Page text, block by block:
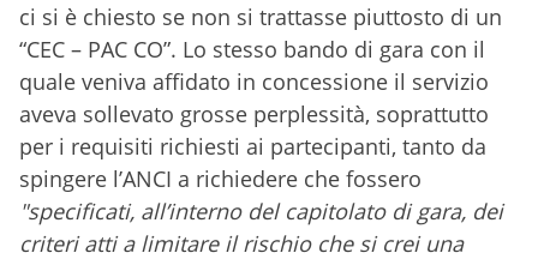
ci si è chiesto se non si trattasse piuttosto di un
“CEC – PAC CO”. Lo stesso bando di gara con il
quale veniva affidato in concessione il servizio
aveva sollevato grosse perplessità, soprattutto
per i requisiti richiesti ai partecipanti, tanto da
spingere l’ANCI a richiedere che fossero
"specificati, all’interno del capitolato di gara, dei
criteri atti a limitare il rischio che si crei una